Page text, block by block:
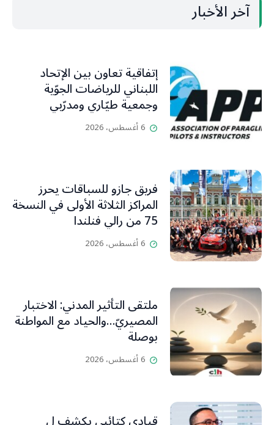
آخر الأخبار
إتفاقية تعاون بين الإتحاد
اللبناني للرياضات الجوّية
وجمعية طيّاري ومدرّبي
الطيران الشراعي
6 أغسطس، 2026
فريق جازو للسباقات يحرز
المراكز الثلاثة الأولى في النسخة
75 من رالي فنلندا
6 أغسطس، 2026
ملتقى التأثير المدني: الاختبار
المصيريّ…والحياد مع المواطنة
بوصلة
6 أغسطس، 2026